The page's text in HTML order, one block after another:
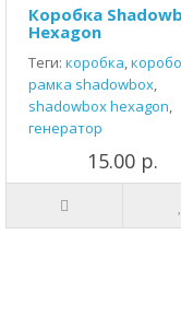
Коробка
Hexagon
Теги: коробка,
рамка shadowbox,
shadowbox hexagon,
генератор
15.00 р.